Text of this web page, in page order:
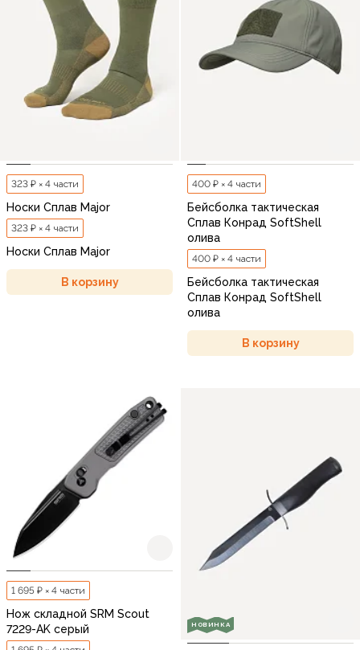
323 ₽ × 4 части
Носки Сплав Major
323 ₽ × 4 части
Носки Сплав Major
В корзину
400 ₽ × 4 части
Бейсболка тактическая
Сплав Конрад SoftShell
олива
400 ₽ × 4 части
Бейсболка тактическая
Сплав Конрад SoftShell
олива
В корзину
1 695 ₽ × 4 части
Нож складной SRM Scout
7229-AK серый
НОВИНКА